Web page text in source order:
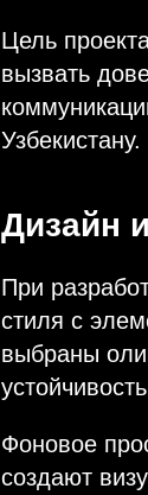
Цель
вызвать
Узбекистану.
Дизайн
При
стиля с
выбраны
Фоновое
создают